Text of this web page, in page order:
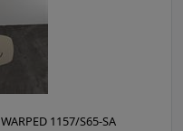
1157/S65-SA